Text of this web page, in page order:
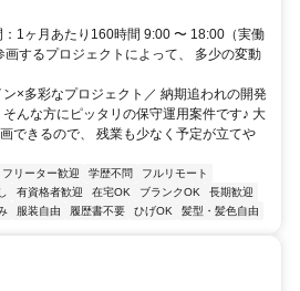
1ヶ月あたり160時間 9:00 〜 18:00（実働
するプロジェクトによって、 多少の変動
×多彩なプロジェクト／ 納期追われの開発
んな方にピッタリの保守運用案件です♪ 大
できるので、 残業も少なく予定が立てや
フリーター歓迎 学歴不問
フルリモート
有資格者歓迎 在宅OK ブランクOK
長期歓迎
服装自由 履歴書不要 ひげOK 髪型・髪色自由